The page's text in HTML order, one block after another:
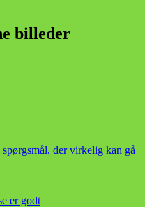
billeder
der virkelig kan gå
er godt